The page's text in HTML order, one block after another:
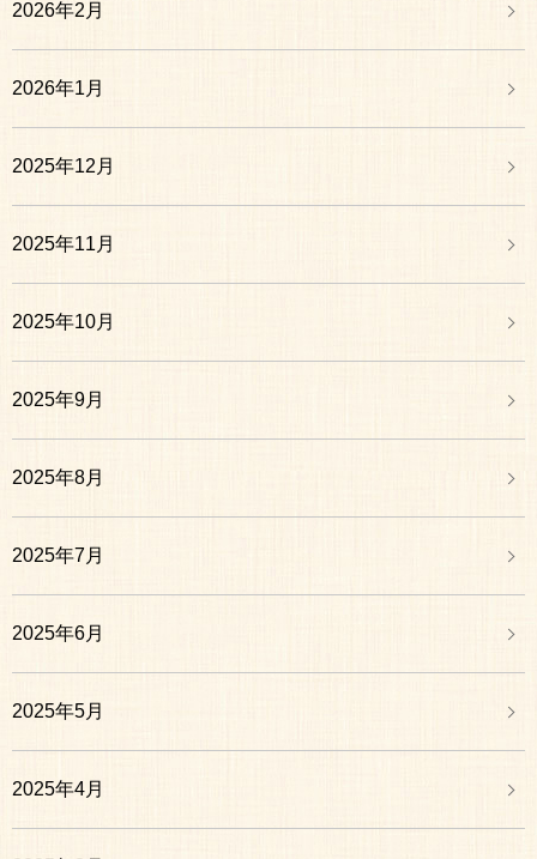
2026年2月
2026年1月
2025年12月
2025年11月
2025年10月
2025年9月
2025年8月
2025年7月
2025年6月
2025年5月
2025年4月